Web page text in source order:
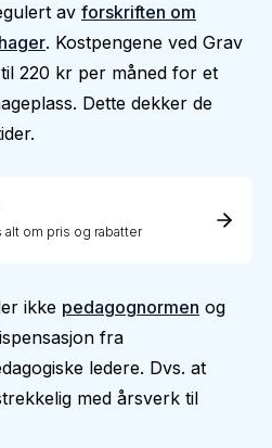
av forskriften om
. Kostpengene ved Grav
220 kr per måned for et
Dette dekker de
alt om pris og rabatter
ikke pedagognormen og
fra
ledere. Dvs. at
med årsverk til